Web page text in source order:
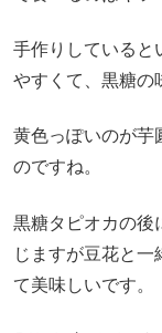
手作りしていると
やすくて、黒糖の
黄色っぽいのが芋
のですね。
黒糖タピオカの後
じますが豆花と
て美味しいです。